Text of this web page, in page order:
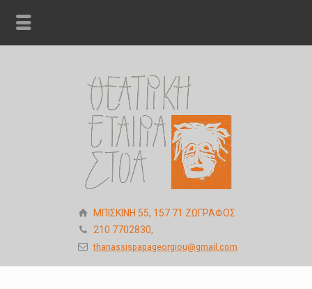
ΜΠΙΣΚΙΝΗ 55, 157 71 ΖΩΓΡΑΦΟΣ
210 7702830,
thanassispapageorgiou@gmail.com